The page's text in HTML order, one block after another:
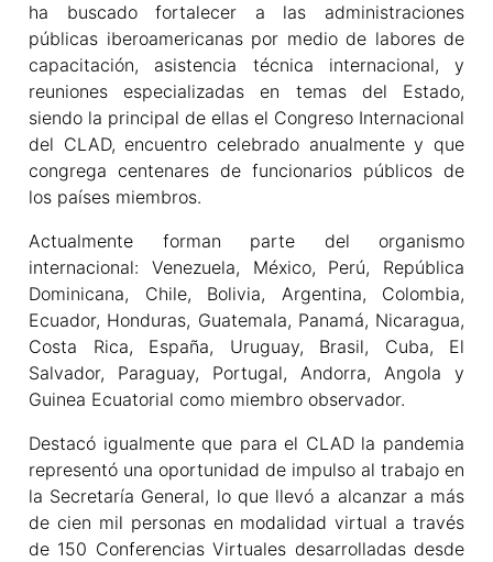
ha buscado fortalecer a las administraciones
públicas iberoamericanas por medio de labores de
capacitación, asistencia técnica internacional, y
reuniones especializadas en temas del Estado,
siendo la principal de ellas el Congreso Internacional
del CLAD, encuentro celebrado anualmente y que
congrega centenares de funcionarios públicos de
los países miembros.
Actualmente forman parte del organismo
internacional: Venezuela, México, Perú, República
Dominicana, Chile, Bolivia, Argentina, Colombia,
Ecuador, Honduras, Guatemala, Panamá, Nicaragua,
Costa Rica, España, Uruguay, Brasil, Cuba, El
Salvador, Paraguay, Portugal, Andorra, Angola y
Guinea Ecuatorial como miembro observador.
Destacó igualmente que para el CLAD la pandemia
representó una oportunidad de impulso al trabajo en
la Secretaría General, lo que llevó a alcanzar a más
de cien mil personas en modalidad virtual a través
de 150 Conferencias Virtuales desarrolladas desde